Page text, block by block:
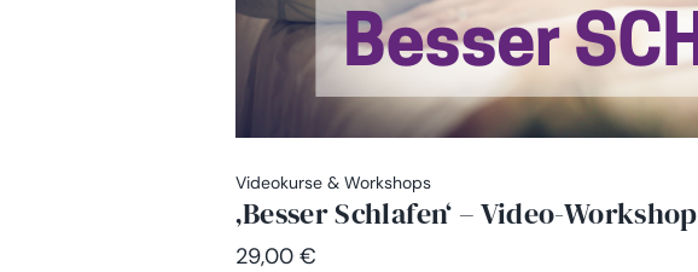
Videokurse & Workshops
‚Besser Schlafen‘ – Video-Workshop
29,00€